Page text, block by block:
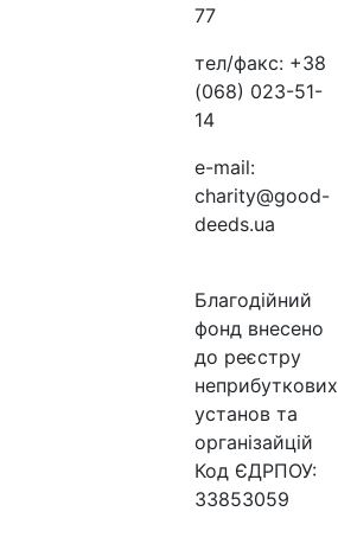
77
тел/факс: +38
(068) 023-51-
14
e-mail:
charity@good-
deeds.ua
Благодійний
фонд внесено
до реєстру
неприбуткових
установ та
організайцій
Код ЄДРПОУ:
33853059